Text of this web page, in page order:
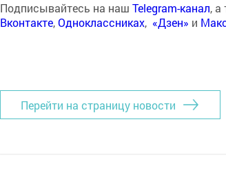
Подписывайтесь на наш Telegram-канал, а
Вконтакте,Одноклассниках, «Дзен» и
Перейти на страницу новости